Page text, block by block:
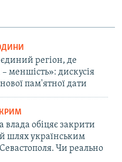
регіон, де
– меншість»: дискусія
пам'ятної дати
КРИМ
влада обіцяє закрити
шлях українським
Чи реально